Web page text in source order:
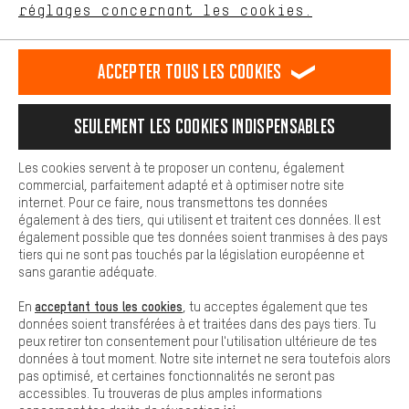
français english Deutsch español
RÉSILIER LE CONTRAT Communauté d'Aix-la-Chapelle
Programme d'affiliation Mentions Légales Protection des données
Conditions générales de vente Plateforme d'Alerte
Reprise des batteries Corepile Paramètres de cookies
Modifier le contraste
Tous les prix s'entendent en euros (MwSt hors) plus les
frais de portpour la livraison versÉtats-Unis.
réglages concernant les cookies.
est plus confortable. Avec les cookies de confort, nous
Nous pouvons ainsi mettre à ta disposition d'autres contenus et
informations utiles. De plus, tu as la possibilité d'utiliser des
facilement les bons produits. Par exemple, nous proposons une
facilement aux questions.
Cookies de base
Les cookies de base garantissent que tu puisses utiliser les
fonctions de notre site web.
Accepter tous les cookies
Seulement les cookies indispensables
Les cookies servent à te proposer un contenu, également
commercial, parfaitement adapté et à optimiser notre site
internet. Pour ce faire, nous transmettons tes données
également à des tiers, qui utilisent et traitent ces données. Il est
également possible que tes données soient tranmises à des pays
tiers qui ne sont pas touchés par la législation européenne et
sans garantie adéquate.
En acceptant tous les cookies , tu acceptes également que tes
données soient transférées à et traitées dans des pays tiers. Tu
peux retirer ton consentement pour l'utilisation ultérieure de tes
données à tout moment. Notre site internet ne sera toutefois alors
pas optimisé, et certaines fonctionnalités ne seront pas
accessibles. Tu trouveras de plus amples informations